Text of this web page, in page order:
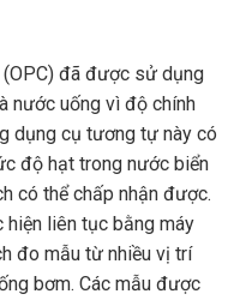
(OPC) đã được sử dụng
nước uống vì độ chính
dụng cụ tương tự này có
độ hạt trong nước biển
có thể chấp nhận được.
liên tục bằng máy
đo mẫu từ nhiều vị trí
bơm. Các mẫu được